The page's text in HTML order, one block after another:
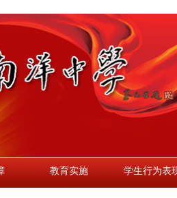
教育实施 学生行为表